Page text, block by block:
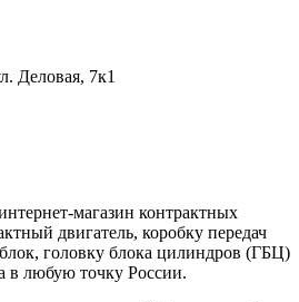
Деловая, 7к1
магазин контрактных
двигатель, коробку передач
головку блока цилиндров (ГБЦ)
в любую точку России.